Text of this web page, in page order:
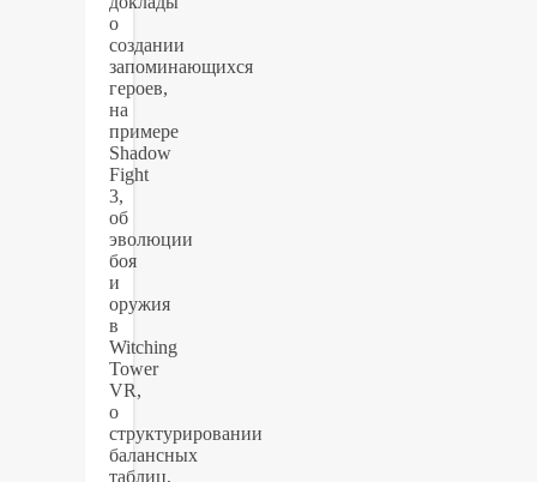
о
создании
запоминающихся
героев,
на
примере
Shadow
Fight
3,
об
эволюции
боя
и
оружия
в
Witching
Tower
VR,
о
структурировании
балансных
таблиц,